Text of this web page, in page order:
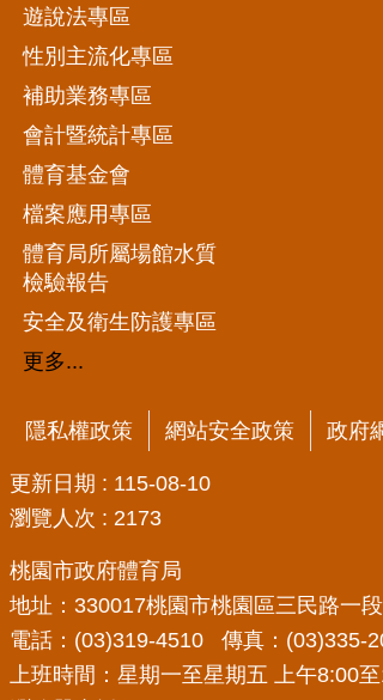
遊說法專區
性別主流化專區
補助業務專區
會計暨統計專區
體育基金會
檔案應用專區
體育局所屬場館水質
檢驗報告
安全及衛生防護專區
更多...
隱私權政策 網站安全政策 政府
更新日期
115-08-10
瀏覽人次
2173
桃園市政府體育局
地址：330017桃園市桃園區三民路一
電話：(03)319-4510 傳真：(03)335-
上班時間：星期一至星期五 上午8:00